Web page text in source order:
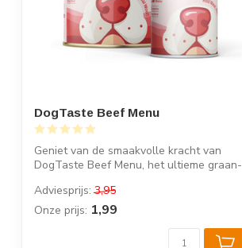
DogTaste Beef Menu
Geniet van de smaakvolle kracht van
DogTaste Beef Menu, het ultieme graan-
Adviesprijs: 3,95
Onze prijs: 1,99